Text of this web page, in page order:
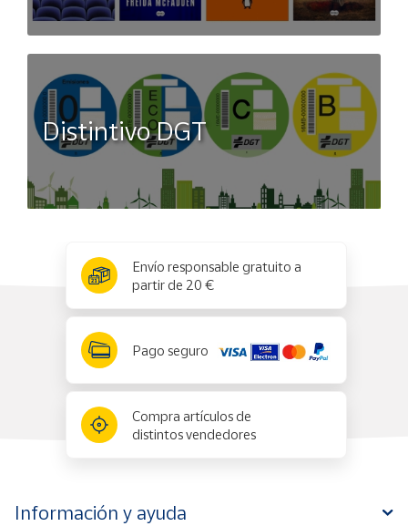
Distintivo DGT
Envío responsable gratuito a
partir de 20 €
Pago seguro
Compra artículos de
distintos vendedores
Información y ayuda